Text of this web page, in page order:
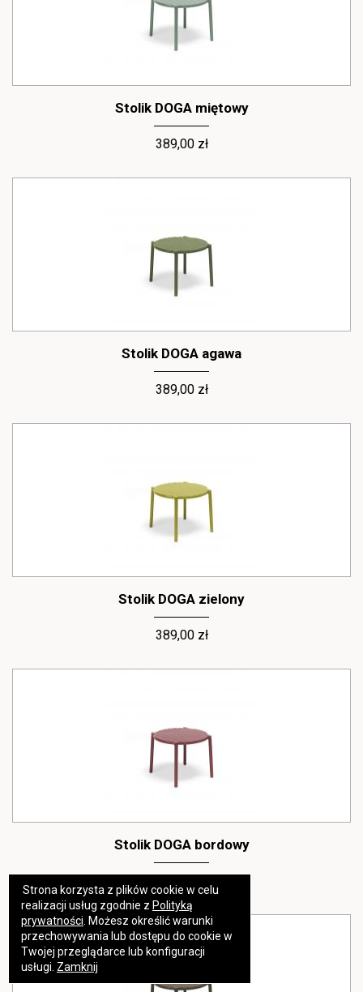
https://www.high-endrolex.com/17
Strona korzysta z plików cookie w celu
realizacji usług zgodnie z Polityką
prywatności . Możesz określić warunki
przechowywania lub dostępu do cookie w
Twojej przeglądarce lub konfiguracji
usługi. Zamknij
Stolik DOGA miętowy
389,00 zł
Stolik DOGA agawa
389,00 zł
Stolik DOGA zielony
389,00 zł
Stolik DOGA bordowy